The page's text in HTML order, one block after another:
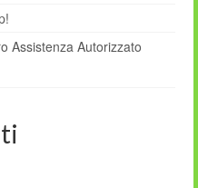
Assistenza Autorizzato